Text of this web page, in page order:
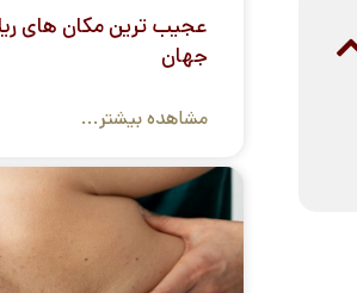
عجیب ترین مکان های
جهان
مشاهده بیشتر...